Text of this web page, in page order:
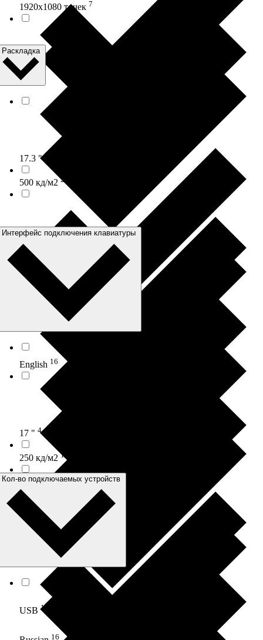
1xDB15 KVM port8
1xHDMI KVM port
17.3 "3
17 " 4
1920x1080 точек 7
1366x768 точек
1280x1024 точек
500 кд/м2 2
250 кд/м2 10
Раскладка
English 16
16
Интерфейс подключения клавиатуры
USB16
Кол-во подключаемых устройств